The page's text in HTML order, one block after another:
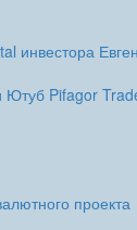
инвестора
Ютуб Pifagor
проекта